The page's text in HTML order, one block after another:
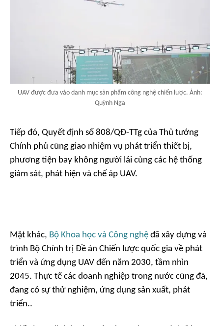
UAV được đưa vào danh mục sản phẩm công nghệ chiến lược. Ảnh:
Quỳnh Nga
Tiếp đó, Quyết định số 808/QĐ-TTg của Thủ tướng
Chính phủ cũng giao nhiệm vụ phát triển thiết bị,
phương tiện bay không người lái cùng các hệ thống
giám sát, phát hiện và chế áp UAV.
Mặt khác, Bộ Khoa học và Công nghệ đã xây dựng và
trình Bộ Chính trị Đề án Chiến lược quốc gia về phát
triển và ứng dụng UAV đến năm 2030, tầm nhìn
2045. Thực tế các doanh nghiệp trong nước cũng đã,
đang có sự thử nghiệm, ứng dụng sản xuất, phát
triển..